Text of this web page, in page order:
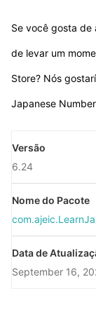
Se você gosta de
de levar um
Store? Nós
Japanese
Versão
6.24
Nome do Pacote
Data de
September 16,